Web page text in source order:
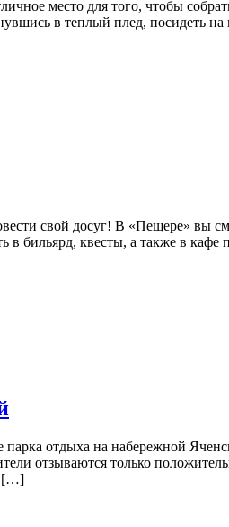
место для того, чтобы
в теплый плед, посидеть
свой досуг! В «Пещере» вы
в бильярд, квесты, а также в
парка отдыха на набережной
отзываются только
[…]